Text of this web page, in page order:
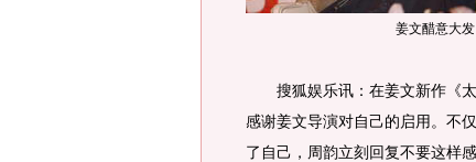
姜文醋意大
搜狐娱乐讯：在姜文新作《太
感谢姜文导演对自己的启用。不
了自己，周韵立刻回复不要这样